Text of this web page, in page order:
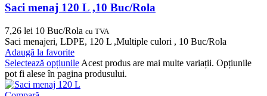
Saci menaj 120 L ,10 Buc/Rola
7,26 lei 10 Buc/Rola cu TVA
Saci menajeri, LDPE, 120 L ,Multiple culori , 10 Buc/Rola
Adaugă la favorite
Selectează opțiunile Acest produs are mai multe variații. Opțiunile
pot fi alese în pagina produsului.